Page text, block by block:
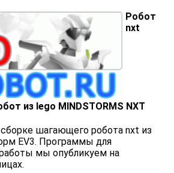
Робот
nxt
из lego MINDSTORMS NXT
шагающего робота nxt из
EV3. Программы для
мы опубликуем на